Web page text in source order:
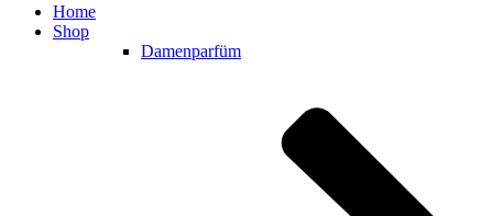
Home
Shop
Damenparfüm